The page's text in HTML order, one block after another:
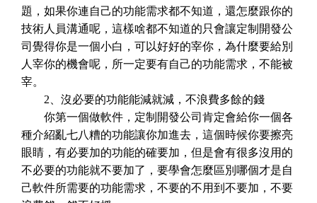
題，如果你連自己的功能需求都不知道，還怎麼跟你的
技術人員溝通呢，這樣啥都不知道的只會讓定制開發公
司覺得你是一個小白，可以好好的宰你，為什麼要給別
人宰你的機會呢，所一定要有自己的功能需求，不能被
宰。
2、沒必要的功能能減就減，不浪費多餘的錢
你第一個做軟件，定制開發公司肯定會給你一個各
種介紹亂七八糟的功能讓你加進去，這個時候你要擦亮
眼睛，有必要加的功能的確要加，但是會有很多沒用的
不必要的功能就不要加了，要學會怎麼區別哪個才是自
己軟件所需要的功能需求，不要的不用到不要加，不要